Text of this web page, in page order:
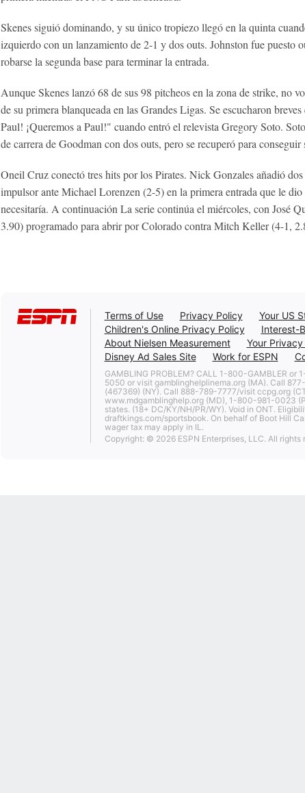
Skenes siguió dominando, y su único tropiezo llegó en la quinta
izquierdo con un lanzamiento de 2-1 y dos outs. Johnston fue puesto
robarse la segunda base para terminar la entrada.
Aunque Skenes lanzó 68 de sus 98 pitcheos en la zona de strike, no
de su primera blanqueada en las Grandes Ligas. Se escucharon
Paul! ¡Queremos a Paul!" cuando entró el relevista Gregory Soto.
de carrera de Goodman con dos outs, pero se recuperó para
Oneil Cruz conectó tres hits por los Pirates. Nick Gonzales añadió
impulsor ante Michael Lorenzen (2-5) en la primera entrada que le dio
necesitaría. A continuación La serie continúa el miércoles, con José
3.90) programado para abrir por Colorado contra Mitch Keller (4-1,
Terms of Use Privacy Policy
Your US
Children's Online Privacy Policy
Interest-
About Nielsen Measurement
Your
Disney Ad Sales Site
Work for ESPN
GAMBLING PROBLEM? CALL 1-800-GAMBLER or
5050 or visit gamblinghelplinema.org (MA). Call
(467369) (NY). Call 888-789-7777/visit ccpg.org
www.mdgamblinghelp.org (MD), 1-800-981-0023
states. (18+ DC/KY/NH/PR/WY). Void in ONT.
draftkings.com/sportsbook. On behalf of Boot Hill
wager tax may apply in IL.
Copyright: © 2026 ESPN Enterprises, LLC. All rights